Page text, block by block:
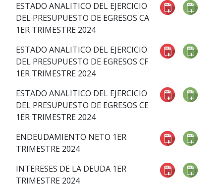
ESTADO ANALITICO DEL EJERCICIO
DEL PRESUPUESTO DE EGRESOS CA
1ER TRIMESTRE 2024
ESTADO ANALITICO DEL EJERCICIO
DEL PRESUPUESTO DE EGRESOS CF
1ER TRIMESTRE 2024
ESTADO ANALITICO DEL EJERCICIO
DEL PRESUPUESTO DE EGRESOS CE
1ER TRIMESTRE 2024
ENDEUDAMIENTO NETO 1ER
TRIMESTRE 2024
INTERESES DE LA DEUDA 1ER
TRIMESTRE 2024